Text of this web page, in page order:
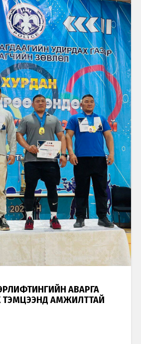
АВАРГА
ТЭМЦЭЭНД АМЖИЛТТАЙ